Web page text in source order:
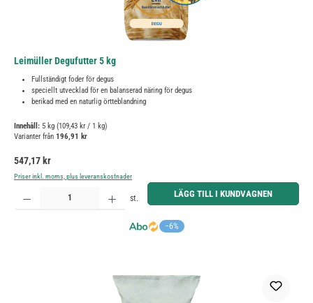
Leimüller Degufutter 5 kg
Fullständigt foder för degus
speciellt utvecklad för en balanserad näring för degus
berikad med en naturlig örtteblandning
Innehåll: 5 kg (109,43 kr / 1 kg)
Varianter från 196,91 kr
Ordinarie pris:
547,17 kr
Priser inkl. moms, plus leveranskostnader
−6%
Produktkvantitet: Ange önskat belopp eller använd knapparna för att öka eller minska kvantiteten.
st. LÄGG TILL I KUNDVAGNEN